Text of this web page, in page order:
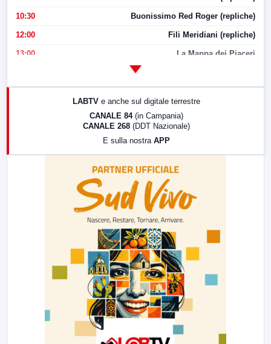
10:30 Buonissimo Red Roger (repliche)
12:00 Fili Meridiani (repliche)
13:00 La Mappa dei Piaceri
LABTV e anche sul digitale terrestre
CANALE 84 (in Campania)
CANALE 268 (DDT Nazionale)
E sulla nostra APP